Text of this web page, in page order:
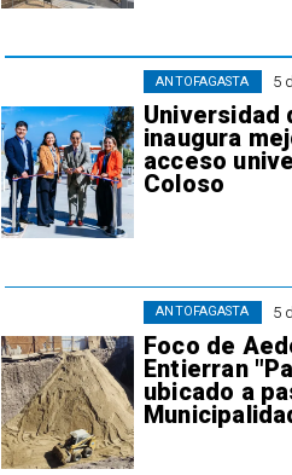
5
Universidad
inaugura
acceso
Coloso
ANTOFAGASTA
5
Foco de
Entierran
ubicado a
ANTOFAGASTA